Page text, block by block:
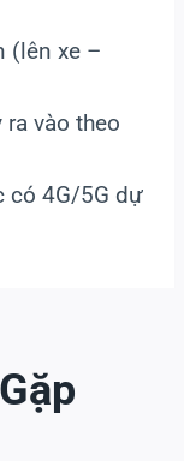
(lên xe –
vào theo
có 4G/5G dự